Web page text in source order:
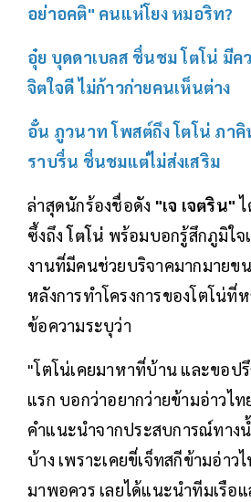
อย่าอคติ" คนแห่โยง หมอริท?
อุ๋ย บุดดาเบลส ชื่นชม โตโน่ มี
จิตใจดี ไม่ก้าวก่ายคนเห็นต่าง
อั๋น ภูวนาท โพสต์ถึง โตโน่ ภา
ราบรื่น ชื่นชมแต่ไม่ส่งเสริม
ล่าสุดนักร้องชื่อดัง "เจ เจตริน"
ซึ้งถึงโตโน่ พร้อมบอกรู้สึกภูมิใ
งานที่มีคนช่วยบริจาคมากมายข
หลังการทำโครงการของโตโน่ที่
ข้อความระบุว่า
"โตโน่เคยมาหาที่บ้าน และขอป
แรก บอกว่าอยากว่ายข้ามอ่าวไท
คำแนะนำจากประสบการณ์ทาง
บ้าง เพราะเคยขี่เจ็ทสกีข้ามอ่าว
มาพอควร เลยได้แนะนำทีมเรือ